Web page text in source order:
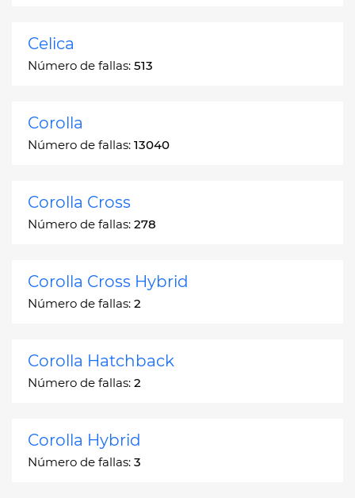
Celica
Número de fallas: 513
Corolla
Número de fallas: 13040
Corolla Cross
Número de fallas: 278
Corolla Cross Hybrid
Número de fallas: 2
Corolla Hatchback
Número de fallas: 2
Corolla Hybrid
Número de fallas: 3